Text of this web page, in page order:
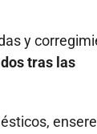
y
tras las